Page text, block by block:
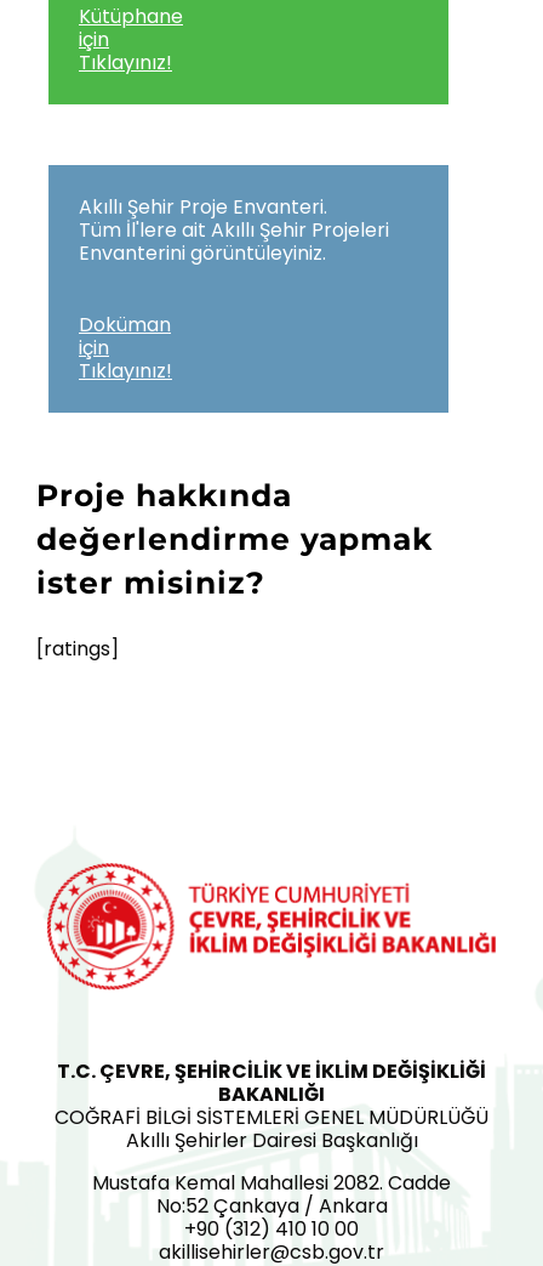
Kütüphane
için
Tıklayınız!
Akıllı Şehir Proje Envanteri.
Tüm İl'lere ait Akıllı Şehir Projeleri
Envanterini görüntüleyiniz.
Doküman
için
Tıklayınız!
Proje hakkında
değerlendirme yapmak
ister misiniz?
[ratings]
T.C. ÇEVRE, ŞEHİRCİLİK VE İKLİM DEĞİŞİKLİĞİ
BAKANLIĞI
COĞRAFİ BİLGİ SİSTEMLERİ GENEL MÜDÜRLÜĞÜ
Akıllı Şehirler Dairesi Başkanlığı
Mustafa Kemal Mahallesi 2082. Cadde
No:52 Çankaya / Ankara
+90 (312) 410 10 00
akillisehirler@csb.gov.tr